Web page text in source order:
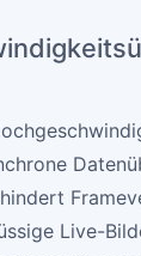
Live-